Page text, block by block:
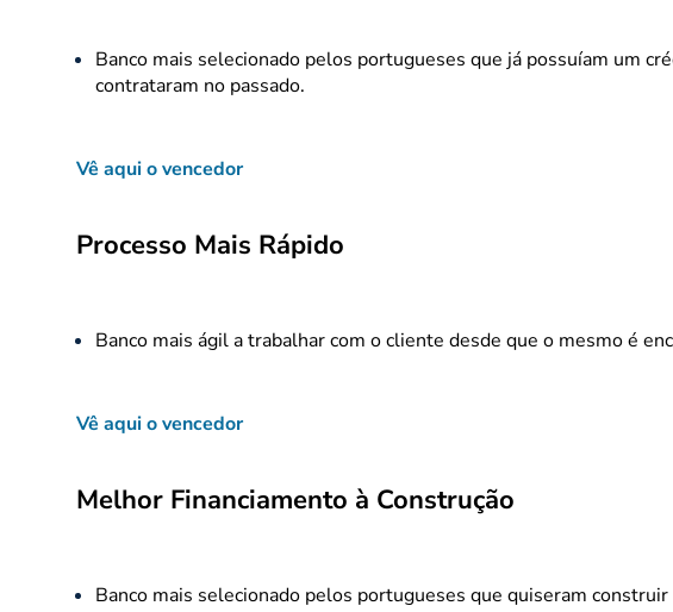
Banco mais selecionado pelos portugueses que já possuíam um
contrataram no passado.
Vê aqui o vencedor
Processo Mais Rápido
Banco mais ágil a trabalhar com o cliente desde que o mesmo é
Vê aqui o vencedor
Melhor Financiamento à Construção
Banco mais selecionado pelos portugueses que quiseram